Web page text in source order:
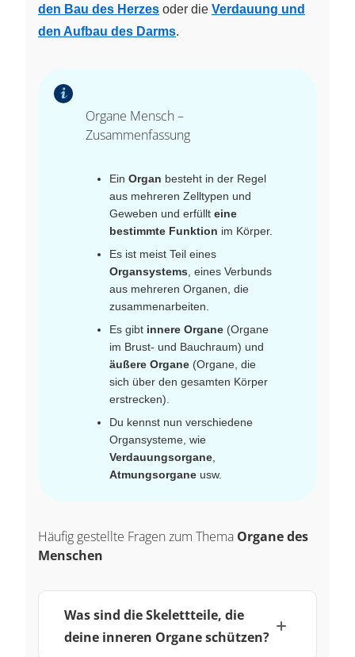
den Bau des Herzes oder die Verdauung und
den Aufbau des Darms.
Organe Mensch –
Zusammenfassung
Ein Organ besteht in der Regel
aus mehreren Zelltypen und
Geweben und erfüllt eine
bestimmte Funktion im Körper.
Es ist meist Teil eines
Organsystems , eines Verbunds
aus mehreren Organen, die
zusammenarbeiten.
Es gibt innere Organe (Organe
im Brust- und Bauchraum) und
äußere Organe (Organe, die
sich über den gesamten Körper
erstrecken).
Du kennst nun verschiedene
Organsysteme, wie
Verdauungsorgane
Atmungsorgane usw.
Häufig gestellte Fragen zum Thema Organe des
Menschen
Was sind die Skelettteile, die
deine inneren Organe schützen?